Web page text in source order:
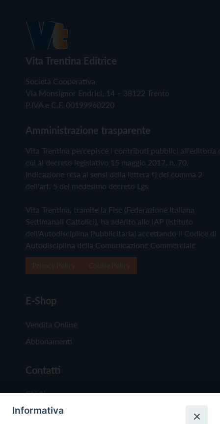
Vita Trentina Editrice
Società Cooperativa
Via Monsignor Endrici, 14 – 38122 Trento
P.IVA e C.F. 00199960220
Amministrazione trasparente
Vita Trentina percepisce i contributi pubblici all'editoria
cui al decreto legislativo 15 maggio 2017, n. 70.
Indicazione resa ai sensi della lettera f) del comma 2
dell'art. 5 del medesimo decreto Lgs.
Vita Trentina, tramite la Fisc (Federazione Italiana
Settimanali Cattolici), ha aderito allo IAP (Istituto
dell'Autodisciplina Pubblicitaria) accettando il Codice di
Autodisciplina della Comunicazione Commerciale
E-Shop
Vendita Online
Abbonamenti
Contatti
Chi Siamo
Redazione
Informativa